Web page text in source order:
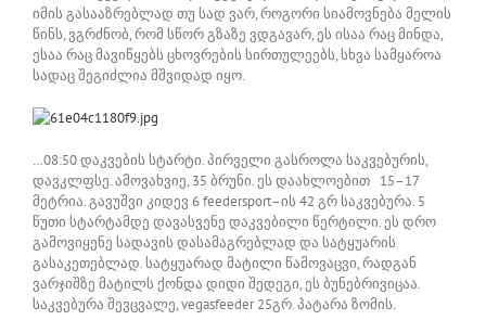
იმის გასააზრებლად თუ სად ვარ, როგორი სიამოვნება მელის
წინს, ვგრძნობ, რომ სწორ გზაზე ვდგავარ, ეს ისაა რაც მინდა,
ესაა რაც მავიწყებს ცხოვრების სირთულეებს, სხვა სამყაროა
სადაც შეგიძლია მშვიდად იყო.
…08:50 დაკვების სტარტი. პირველი გასროლა საკვებურის,
დავკლფსე. ამოვახვიე, 35 ბრუნი. ეს დაახლოებით 15–17
მეტრია. გავუშვი კიდევ 6 feedersport–ის 42 გრ საკვებურა. 5
წუთი სტარტამდე დავასვენე დაკვებილი წერტილი. ეს დრო
გამოვიყენე სადავის დასამაგრებლად და სატყუარის
გასაკეთებლად. სატყუარად მატილი წამოვაცვი, რადგან
ვარჯიშზე მატილს ქონდა დიდი შედეგი, ეს ბუნებრივიცაა.
საკვებურა შევცვალე, vegasfeeder 25გრ. პატარა ზომის.